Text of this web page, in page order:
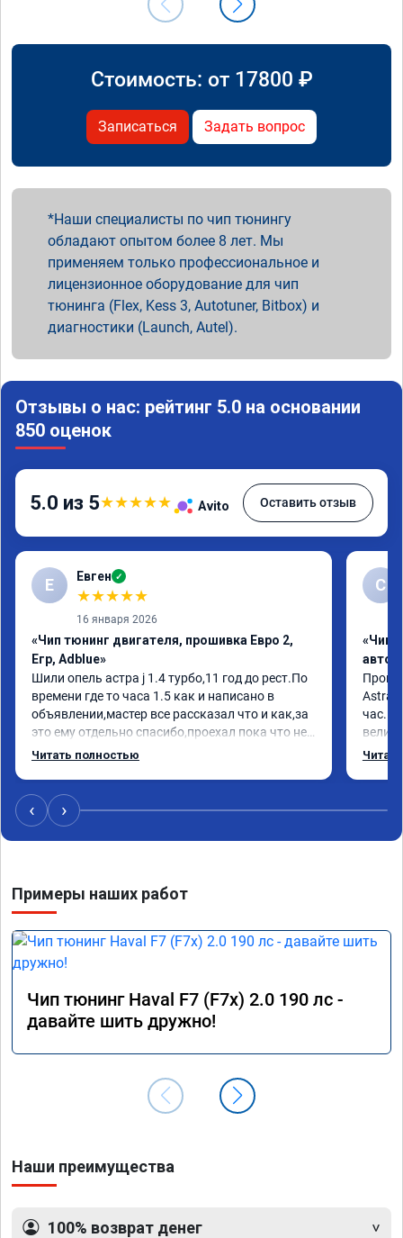
Стоимость: от 17800 ₽
Записаться Задать вопрос
Наши специалисты по чип тюнингу
обладают опытом более 8 лет. Мы
применяем только профессиональное и
лицензионное оборудование для чип
тюнинга (Flex, Kess 3, Autotuner, Bitbox) и
диагностики (Launch, Autel).
Отзывы о нас: рейтинг 5.0 на основании
850 оценок
5.0 из 5★★★★★ Avito Оставить отзыв
Е Евген ✓
★★★★★
16 января 2026
«Чип тюнинг двигателя, прошивка Евро 2,
Егр, Adblue»
Шили опель астра j 1.4 турбо,11 год до рест.По
времени где то часа 1.5 как и написано в
объявлении,мастер все рассказал что и как,за
это ему отдельно спасибо,проехал пока что не
так много но сразу заметил отклик на педаль
добавили не 20лс а все 50)))ну вообщем
рекомендую,покатаюсь посмотрю как дальше
будет,а так пока всё устраивает....p.s.выдали
Читать полностью
С
«Чип
Astra
час.
Номер
‹ ›
Примеры наших работ
Чип тюнинг Haval F7 (F7x) 2.0 190 лс -
давайте шить дружно!
Наши преимущества
100% возврат денег